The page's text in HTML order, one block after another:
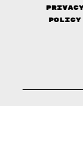
Policy